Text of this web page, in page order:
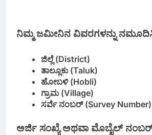
ನಿಮ್ಮ ಜಮೀನಿನ ವಿವರಗಳನ್ನು
ಜಿಲ್ಲೆ (District)
ತಾಲ್ಲೂಕು (Taluk)
ಹೋಬಳಿ (Hobli)
ಗ್ರಾಮ (Village)
ಸರ್ವೆ ನಂಬರ್ (Survey Number)
ಅರ್ಜಿ ಸಂಖ್ಯೆ ಅಥವಾ ಮೊಬೈಲ್